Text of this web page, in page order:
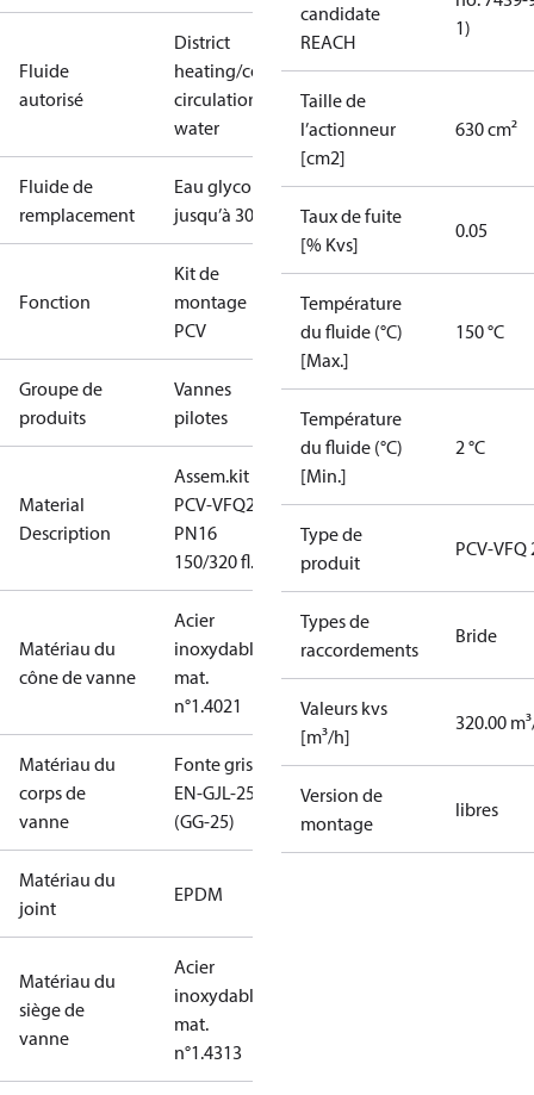
Fluide
autorisé
District
heating/cooling
circulation
water
Fluide de
remplacement
Eau glycolée
jusqu’à 30%
Fonction
Kit de
montage
PCV
Groupe de
produits
Vannes
pilotes
Material
Description
Assem.kit
PCV-VFQ21
PN16
150/320 fl.
Matériau du
cône de vanne
Acier
inoxydable,
mat.
n°1.4021
Matériau du
corps de
vanne
Fonte grise
EN-GJL-250
(GG-25)
Matériau du
joint
EPDM
Matériau du
siège de
vanne
Acier
inoxydable,
mat.
n°1.4313
candidate
REACH
1)
Taille de
l’actionneur
[cm2]
630 cm²
Taux de fuite
[% Kvs]
0.05
Température
du fluide (°C)
[Max.]
150 °C
Température
du fluide (°C)
[Min.]
2 °C
Type de
produit
PCV-VFQ
Types de
raccordements
Bride
Valeurs kvs
[m³/h]
320.00
Version de
montage
libres